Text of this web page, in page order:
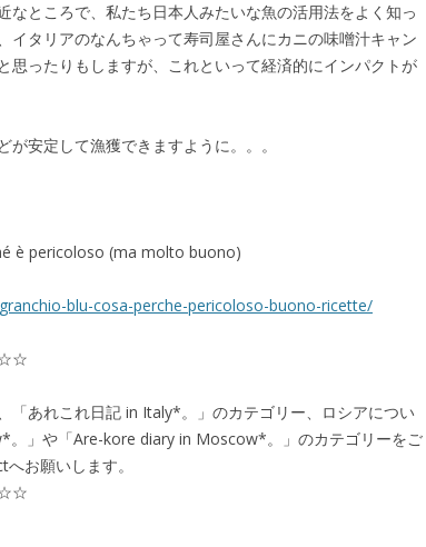
なところで、私たち日本人みたいな魚の活用法をよく知っ
イタリアのなんちゃって寿司屋さんにカニの味噌汁キャン
思ったりもしますが、これといって経済的にインパクトが
安定して漁獲できますように。。。
è pericoloso (ma molto buono)
blu-cosa-perche-pericoloso-buono-ricette/
「あれこれ日記 in Italy*。」のカテゴリー、ロシアについ
。」や「Are-kore diary in Moscow*。」のカテゴリーをご
お願いします。